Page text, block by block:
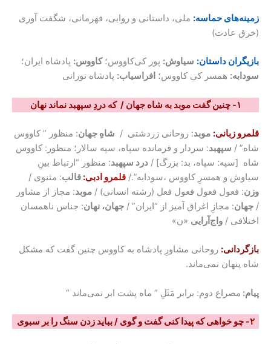
زمینه‌های حماسه: ملی، داستانی و روایی، قهرمانی، شگفت آوری
(خرق عادت)
بازیگران داستان: سیاوش: پور کی‌کاووس؛کاووس: پادشاه ایران؛
سودابه: همسر کی کاووس؛ افراسیاب: پادشاه تورانی
۱- چنین گفت موبد به شاه جهان / که دردِ سپهبد نماند نهان
قلمرو زبانی: موبد: روحانی زردشتی / شاهِ جهان: منظور ” کاووس
شاه” / سپهبد: سردار و فرمانده سپاه، سپه سالار؛ منظور: کاووس
شاه [سپه: سپاه، بد: بزرگ] / درد سپهبد: منظور “ارتباط بینِ
سیاوش و همسرِ کاووس ،سودابه”./ قلمرو ادبی: قالب: مثنوی /
وزن: فعول فعول فعول فعل (رشته انسانی) / موبد: مجاز از مشاور
/ جهان: مجازِ اغراق آمیز از “ایران” / جهان، نهان: جناس ناهمسان
اختلافی / واج‌آرایی «ن»
بازگردانی: روحانی مشاورِ پادشاه به کاووس چنین گفت که مشکل
شاه پنهان نمی‌ماند.
پیام: مصراع دوم: برابر مَثَلِ ” ماه پشت ابر نمی‌ماند “
۲- چو خواهی که پیدا کنی گفت و گوی / بباید زدن سنگ را بر سبوی